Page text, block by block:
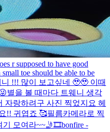
r supposed to have good
toe should be able to be
니 !!! 많이 보고싶네 🥹🥹 이때
별을 볼 때마다 트웨니 생각
자랑하려구 사진 찍었지요 헤
!! 귀엽죠 🥰필름카메라로 찍
기 모여라~~🤳🎞️bonfire -